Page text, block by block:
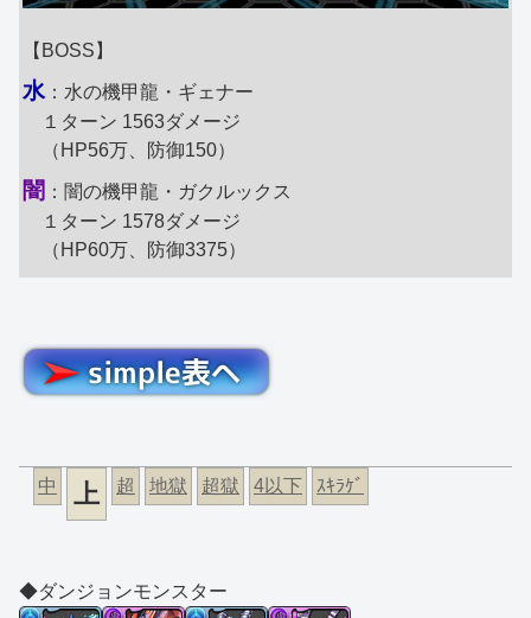
【BOSS】
水：水の機甲龍・ギェナー
１ターン 1563ダメージ
（HP56万、防御150）
闇 ：闇の機甲龍・ガクルックス
１ターン 1578ダメージ
（HP60万、防御3375）
中 上 超 地獄 超獄 4以下 ｽｷﾗｹﾞ
◆ダンジョンモンスター